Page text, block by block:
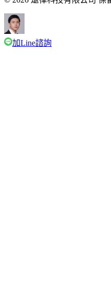
加Line諮詢